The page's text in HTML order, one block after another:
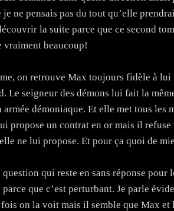
ne pensais pas du tout qu’elle
la suite parce que ce second
vraiment beaucoup!
on retrouve Max toujours fidèle à
Le seigneur des démons lui fait la
armée démoniaque. Et elle met tous
propose un contrat en or mais il
ne lui propose. Et pour ça quoi de
qui reste en sans réponse pour
parce que c’est perturbant. Je parle
on la voit mais il semble que Max et